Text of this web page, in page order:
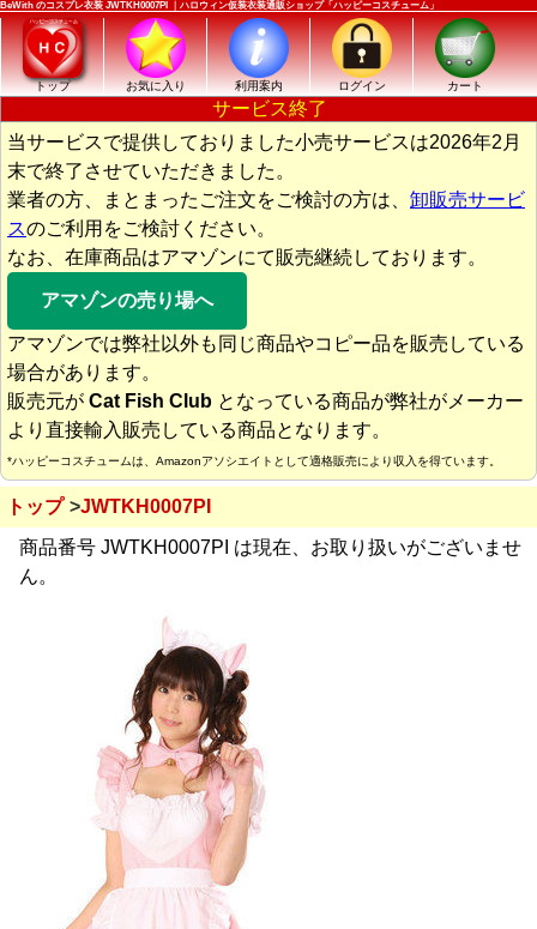
BeWith のコスプレ衣装 JWTKH0007PI ｜ハロウィン仮装衣装通販ショップ「ハッピーコスチューム」
トップ お気に入り 利用案内 ログイン カート
サービス終了
当サービスで提供しておりました小売サービスは2026年2月
末で終了させていただきました。
業者の方、まとまったご注文をご検討の方は、 卸販売サービ
スのご利用をご検討ください。
なお、在庫商品はアマゾンにて販売継続しております。
アマゾンの売り場へ
アマゾンでは弊社以外も同じ商品やコピー品を販売している
場合があります。
販売元が Cat Fish Club となっている商品が弊社がメーカー
より直接輸入販売している商品となります。
*ハッピーコスチュームは、Amazonアソシエイトとして適格販売により収入を得ています。
トップ
JWTKH0007PI
商品番号 JWTKH0007PI は現在、お取り扱いがございませ
ん。